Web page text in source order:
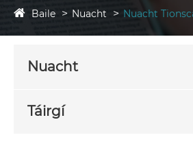
Baile Nuacht Nuacht
Nuacht
Táirgí